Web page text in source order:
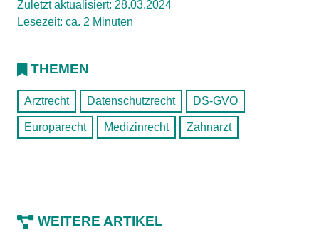
Zuletzt aktualisiert: 28.03.2024
Lesezeit: ca. 2 Minuten
THEMEN
Arztrecht Datenschutzrecht DS-GVO
Europarecht Medizinrecht Zahnarzt
WEITERE ARTIKEL